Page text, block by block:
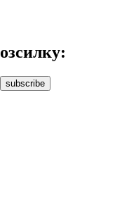
subscribe